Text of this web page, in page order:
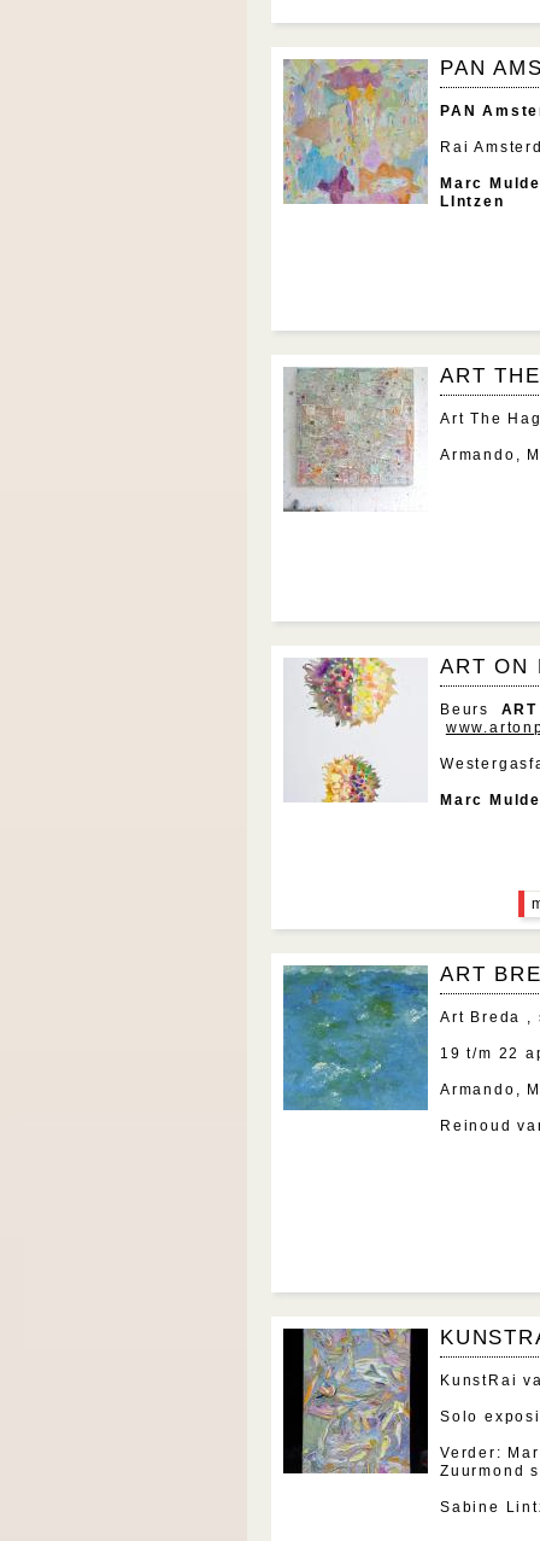
PAN
PAN
Rai
Marc
LIntzen
ART
Art The
Armando,
ART ON
Beurs
Marc
ART
Art Breda ,
19 t/m 22
Armando,
Reinoud
KunstRai
Solo
Verder:
Zuurmond
Sabine